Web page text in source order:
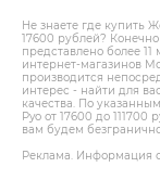
Не знаете где купить
17600 рублей?
представлено более
интернет-магазинов
производится
интерес - найти для
качества. По
Pyo от 17600 до
вам будем
Реклама. Информация